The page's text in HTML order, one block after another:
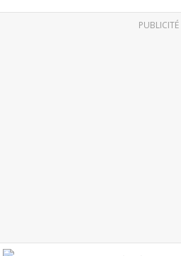
PUBLICITÉ